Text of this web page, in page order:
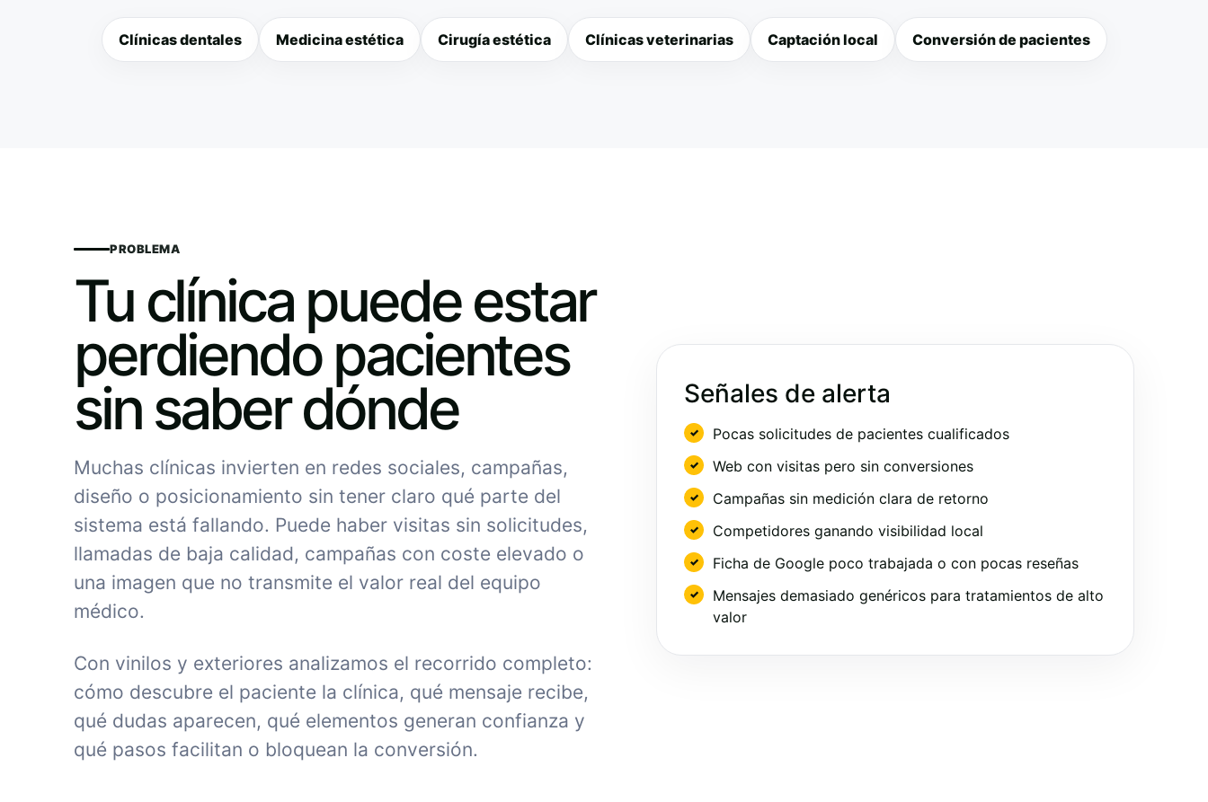
Clínicas dentales Medicina estética Cirugía estética Clínicas veterinarias Captación local Conversión de pacientes
PROBLEMA
Tu clínica puede estar
perdiendo pacientes
sin saber dónde
Muchas clínicas invierten en redes sociales, campañas,
diseño o posicionamiento sin tener claro qué parte del
sistema está fallando. Puede haber visitas sin solicitudes,
llamadas de baja calidad, campañas con coste elevado o
una imagen que no transmite el valor real del equipo
médico.
Con vinilos y exteriores analizamos el recorrido completo:
cómo descubre el paciente la clínica, qué mensaje recibe,
qué dudas aparecen, qué elementos generan confianza y
qué pasos facilitan o bloquean la conversión.
Señales de alerta
Pocas solicitudes de pacientes cualificados
Web con visitas pero sin conversiones
Campañas sin medición clara de retorno
Competidores ganando visibilidad local
Ficha de Google poco trabajada o con pocas reseñas
Mensajes demasiado genéricos para tratamientos de alto
valor